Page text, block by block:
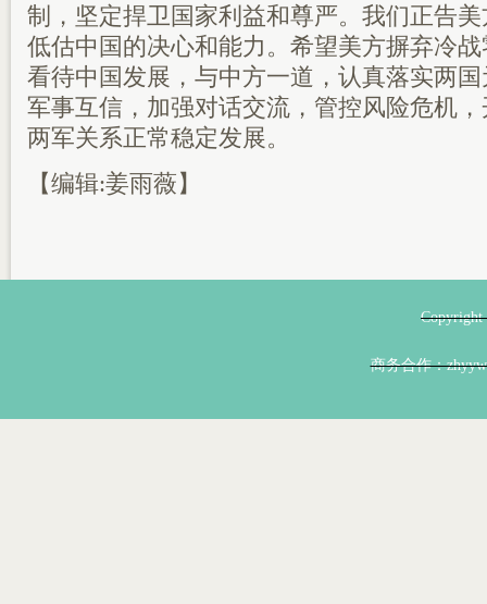
制，坚定捍卫国家利益和尊严。我们正告
低估中国的决心和能力。希望美方摒弃冷
看待中国发展，与中方一道，认真落实两
军事互信，加强对话交流，管控风险危机
两军关系正常稳定发展。
【编辑:姜雨薇】
商务合作：